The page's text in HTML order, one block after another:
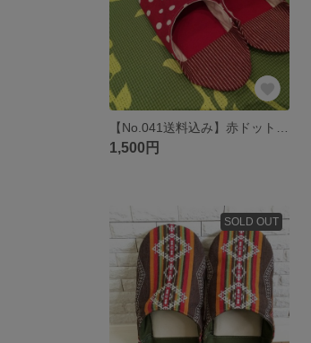
1,500円
SOLD OUT